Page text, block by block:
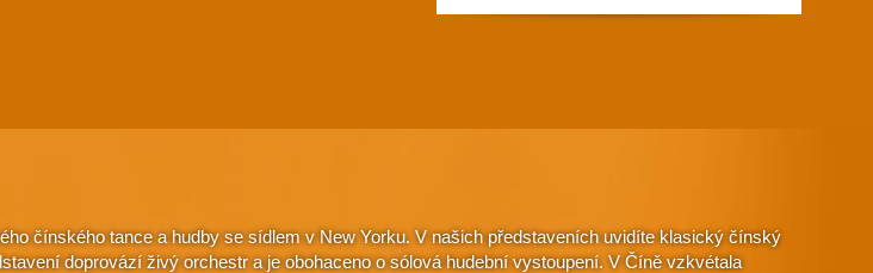
čínského tance a hudby se sídlem v New Yorku. V našich představeních uvidíte klasický čínský
doprovází živý orchestr a je obohaceno o sólová hudební vystoupení. V Číně vzkvétala